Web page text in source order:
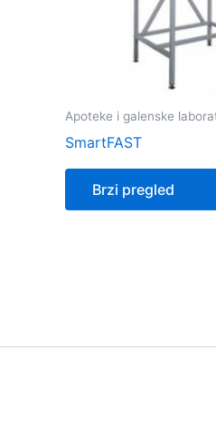
Apoteke i galenske
SmartFAST
Brzi pregled